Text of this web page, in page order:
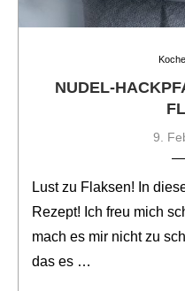
NUDEL-
9.
Lust zu Flaksen! In
Rezept! Ich freu mich
mach es mir nicht zu
das es …